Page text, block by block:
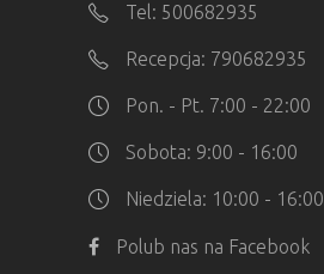
Tel: 500682935
Recepcja: 790682935
Pon. - Pt. 7:00 - 22:00
Sobota: 9:00 - 16:00
Niedziela: 10:00 - 16:00
Polub nas na Facebook